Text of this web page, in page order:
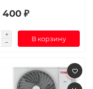
400 ₽
В корзину